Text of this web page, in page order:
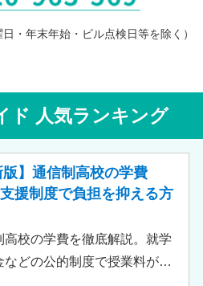
・年末年始・ビル点検日等を除く）
ド 人気ランキング
版】通信制高校の学費
援制度で負担を抑える方
高校の学費を徹底解説。就学
などの公的制度で授業料が実